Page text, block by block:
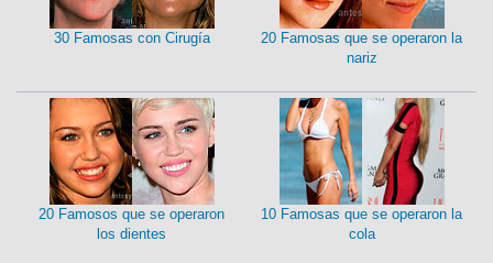
30 Famosas con Cirugía
20 Famosas que se operaron la
nariz
20 Famosos que se operaron
los dientes
10 Famosas que se operaron la
cola